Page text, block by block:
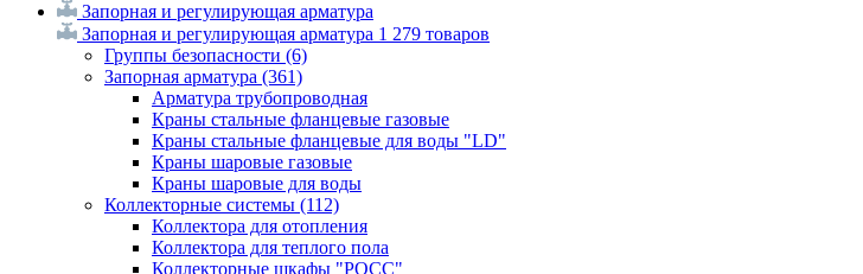
Запорная и регулирующая арматура
Запорная и регулирующая арматура 1 279 товаров
Группы безопасности (6)
Запорная арматура (361)
Арматура трубопроводная
Краны стальные фланцевые газовые
Краны стальные фланцевые для воды "LD"
Краны шаровые газовые
Краны шаровые для воды
Коллекторные системы (112)
Коллектора для отопления
Коллектора для теплого пола
Коллекторные шкафы "РОСС"